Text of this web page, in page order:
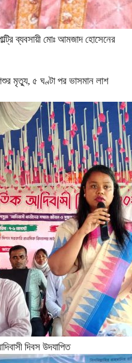
ব্যবসায়ী মোঃ আমজাদ হোসেনের
মৃত্যু, ৫ ঘণ্টা পর ভাসমান লাশ
দিবস উদযাপিত